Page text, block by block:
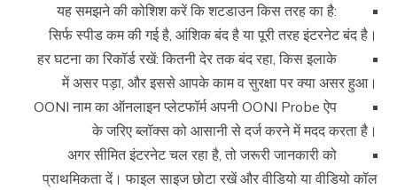
यह समझने की कोशिश करें कि शटडाउन किस तरह का है:
सिर्फ स्पीड कम की गई है, आंशिक बंद है या पूरी तरह इंटरनेट बंद है।
हर घटना का रिकॉर्ड रखें: कितनी देर तक बंद रहा, किस इलाके
में असर पड़ा, और इससे आपके काम व सुरक्षा पर क्या असर हुआ।
OONI नाम का ऑनलाइन प्लेटफॉर्म अपनी OONI Probe ऐप
के जरिए ब्लॉक्स को आसानी से दर्ज करने में मदद करता है।
अगर सीमित इंटरनेट चल रहा है, तो जरूरी जानकारी को
प्राथमिकता दें। फाइल साइज छोटा रखें और वीडियो या वीडियो कॉल